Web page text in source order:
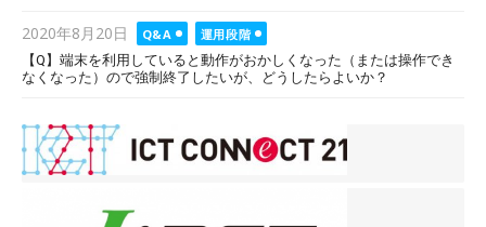
Posted
on
2020年8月20日 Q&A
運用段階
【Q】端末を利用していると動作がおかしくなった（または操作でき
なくなった）ので強制終了したいが、どうしたらよいか？